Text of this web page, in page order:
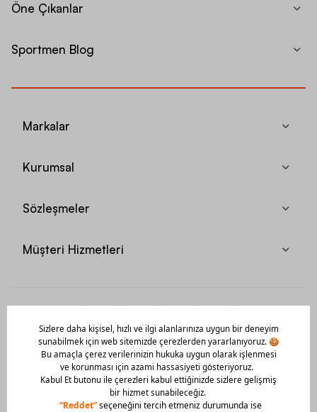
Öne Çıkanlar
Sportmen Blog
Markalar
Kurumsal
Sözleşmeler
Müşteri Hizmetleri
Mobil Uygulamamızı Hemen İndir!